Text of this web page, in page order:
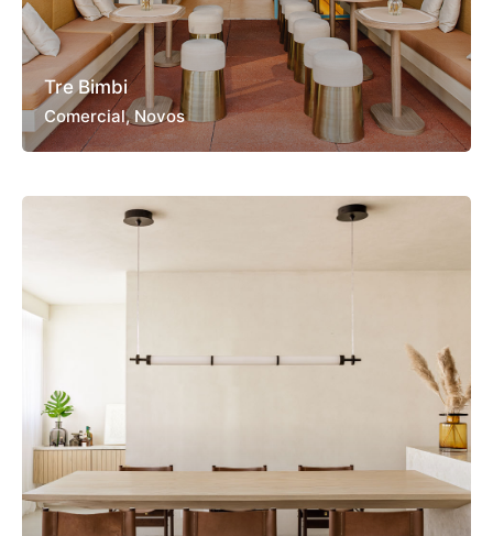
Tre Bimbi
Comercial Novos